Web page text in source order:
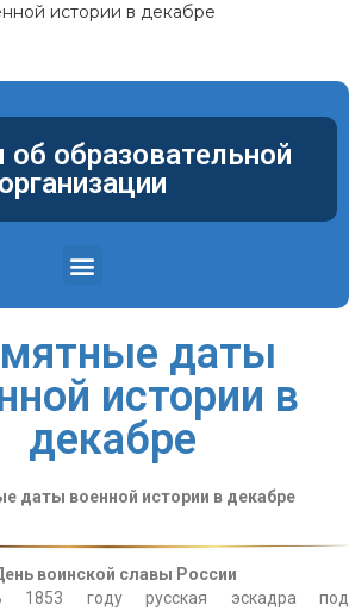
истории в декабре
об образовательной
организации
даты
истории в
декабре
даты военной истории в декабре
воинской славы России
1853 году русская эскадра под